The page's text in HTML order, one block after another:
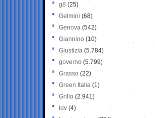
g8 (25)
Gelmini (68)
Genova (542)
Giannino (10)
Giustizia (5.784)
governo (5.799)
Grasso (22)
Green Italia (1)
Grillo (2.941)
Idv (4)